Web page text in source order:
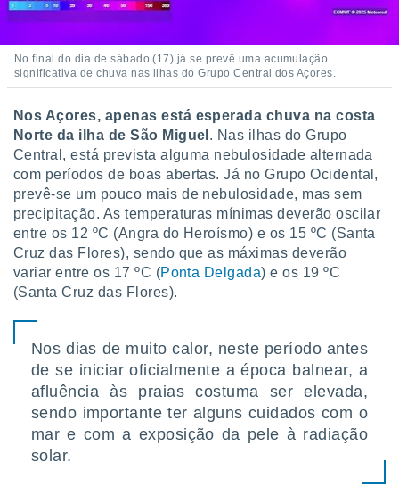
através
estudos
de
1199
No final do dia de sábado (17) já se prevê uma acumulação
significativa de chuva nas ilhas do Grupo Central dos Açores.
Nos Açores, apenas está esperada chuva na costa
Norte da ilha de São Miguel . Nas ilhas do Grupo
Central, está prevista alguma nebulosidade alternada
com períodos de boas abertas. Já no Grupo Ocidental,
prevê-se um pouco mais de nebulosidade, mas sem
precipitação. As temperaturas mínimas deverão oscilar
entre os 12 ºC (Angra do Heroísmo) e os 15 ºC (Santa
Cruz das Flores), sendo que as máximas deverão
variar entre os 17 ºC (Ponta Delgada) e os 19 ºC
(Santa Cruz das Flores).
Nos dias de muito calor, neste período antes
de se iniciar oficialmente a época balnear, a
afluência às praias costuma ser elevada,
sendo importante ter alguns cuidados com o
mar e com a exposição da pele à radiação
solar.